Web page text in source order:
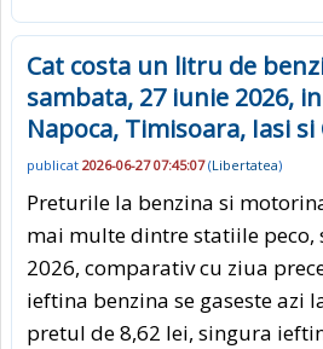
Cat costa un litru de
sambata, 27 iunie 2026,
Napoca, Timisoara, Iasi
publicat 2026-06-27 07:45:07(Libertatea)
Preturile la benzina si
mai multe dintre statiile peco,
2026, comparativ cu ziua
ieftina benzina se gaseste azi
pretul de 8,62 lei, singura